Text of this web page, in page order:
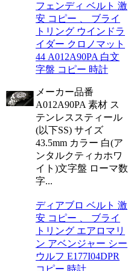
フェンディ ベルト 激
安 コピー 、 ブライ
トリング ウインドラ
イダー クロノマット
44 A012A90PA 白文
字盤 コピー 時計
メーカー品番
A012A90PA 素材 ス
テンレススティール
(以下SS) サイズ
43.5mm カラー 白(ア
ンタルクティカホワ
イト)文字盤 ローマ数
字...
ディアブロ ベルト 激
安 コピー 、 ブライ
トリング エアロマリ
ン アベンジャー シー
ウルフ E177I04DPR
コピー 時計